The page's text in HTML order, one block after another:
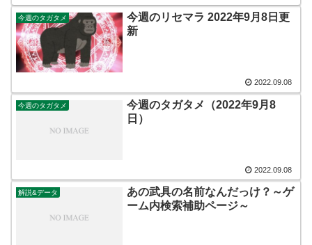
今週のタガタメ
今週のリセマラ 2022年9月8日更
新
2022.09.08
今週のタガタメ
今週のタガタメ（2022年9月8
日）
2022.09.08
解説&データ
あの武具の名前なんだっけ？～ゲ
ーム内検索補助ページ～